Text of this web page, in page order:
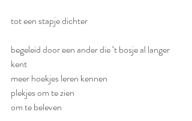
tot een stapje dichter
begeleid door een ander die ‘t bosje al langer
kent
meer hoekjes leren kennen
plekjes om te zien
om te beleven